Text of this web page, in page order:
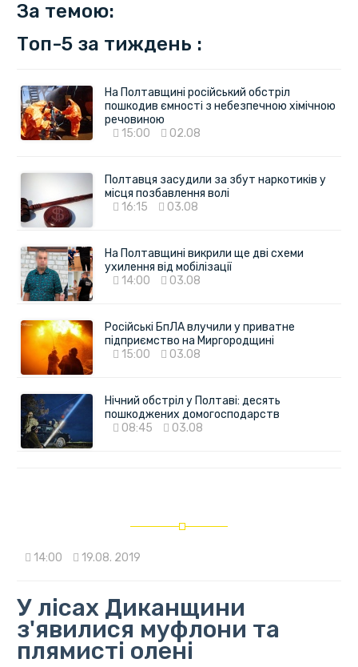
За темою:
Топ-5 за тиждень :
На Полтавщині російський обстріл
пошкодив ємності з небезпечною хімічною
речовиною
15:00
02.08
Полтавця засудили за збут наркотиків у
місця позбавлення волі
16:15
03.08
На Полтавщині викрили ще дві схеми
ухилення від мобілізації
14:00
03.08
Російські БпЛА влучили у приватне
підприємство на Миргородщині
15:00
03.08
Нічний обстріл у Полтаві: десять
пошкоджених домогосподарств
08:45
03.08
14:00 19.08. 2019
У лісах Диканщини
з'явилися муфлони та
плямисті олені